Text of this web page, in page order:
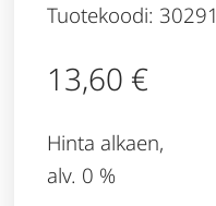
Tuotekoodi: 30291
13,60 €
Hinta alkaen,
alv. 0 %